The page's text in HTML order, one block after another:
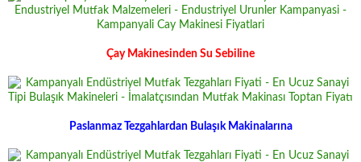
Çay Makinesinden Su Sebiline
Paslanmaz Tezgahlardan Bulaşık Makinalarına